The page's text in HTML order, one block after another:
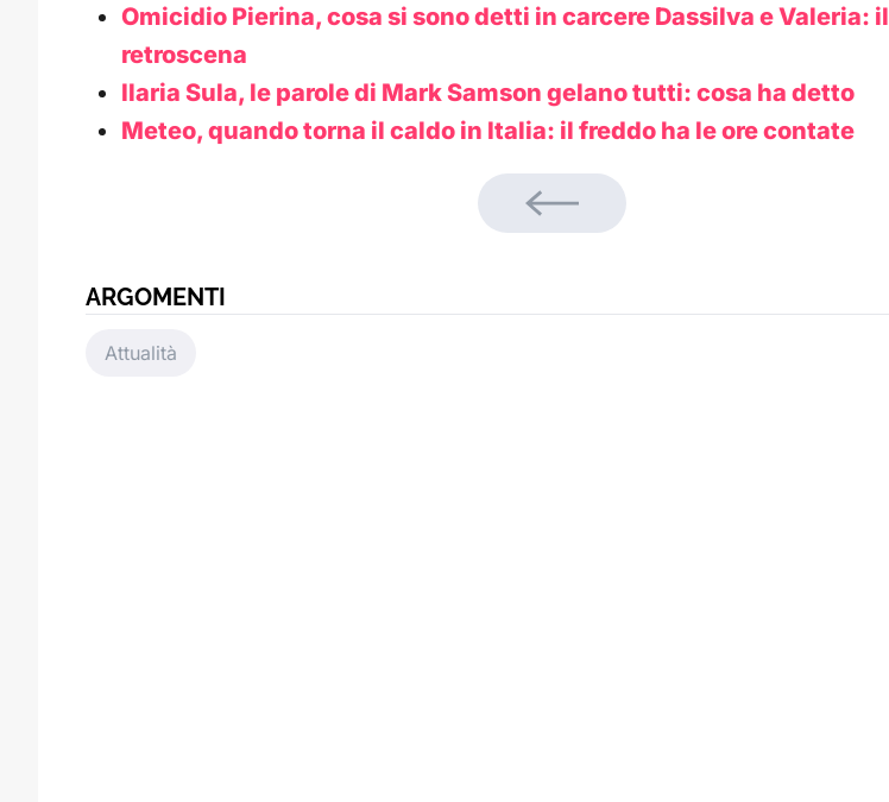
Omicidio Pierina, cosa si sono detti in carcere Dassilva e Valeria: il
retroscena
Ilaria Sula, le parole di Mark Samson gelano tutti: cosa ha detto
Meteo, quando torna il caldo in Italia: il freddo ha le ore contate
ARGOMENTI
Attualità